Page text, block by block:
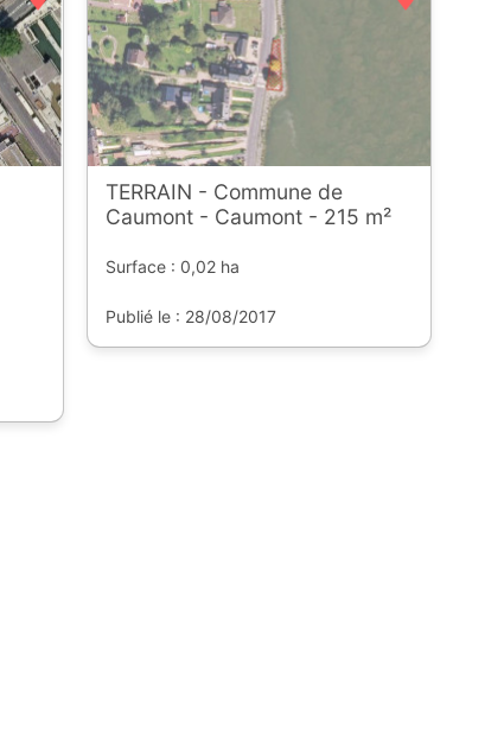
TERRAIN - Commune de
Caumont - Caumont - 215 m²
Surface : 0,02 ha
Publié le : 28/08/2017